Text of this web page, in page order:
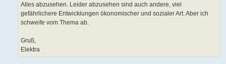
Alles abzusehen. Leider abzusehen sind auch andere, viel
gefährlichere Entwicklungen ökonomischer und sozialer Art. Aber ich
schweife vom Thema ab.
Gruß,
Elektra